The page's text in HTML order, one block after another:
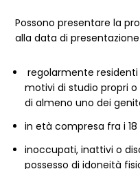
Possono presentare la
alla data di
regolarmente
motivi di studio propri
di almeno uno dei
in età compresa fra i
inoccupati, inattivi o
possesso di idoneità